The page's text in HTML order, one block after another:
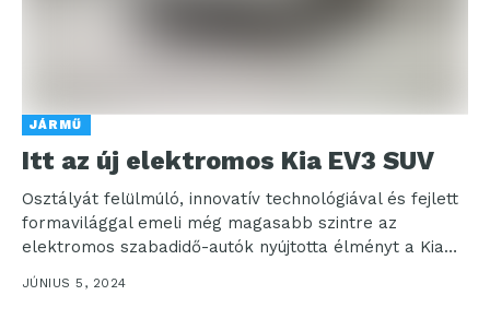
JÁRMŰ
Itt az új elektromos Kia EV3 SUV
Osztályát felülmúló, innovatív technológiával és fejlett
formavilággal emeli még magasabb szintre az
elektromos szabadidő-autók nyújtotta élményt a Kia
EV3 A Kia nyilvánosságra hozta...
JÚNIUS 5, 2024